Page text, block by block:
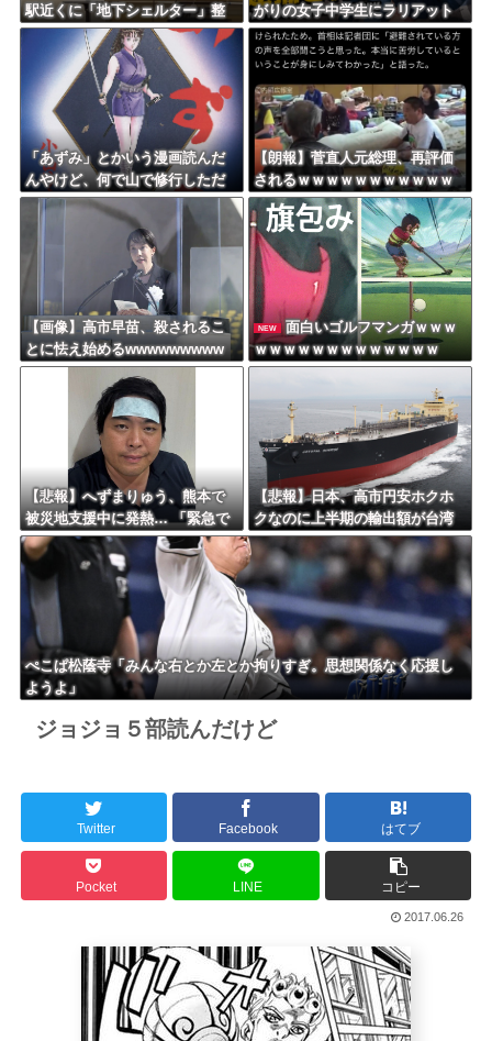
海外「おめでとうタキ！」リヴァプール南野がバースデーゴール！！
Powered by livedoor 相互RSS
駅近くに「地下シェルター」整
備を正式表明ｗｗｗｗｗｗｗｗ
がりの女子中学生にラリアット
して逮捕されるｗｗｗｗｗｗｗ
ｗｗｗｗｗｗ
「あずみ」とかいう漫画読んだ
んやけど、何で山で修行しただ
けの子供達があんなに強いんや
【朗報】菅直人元総理、再評価
されるｗｗｗｗｗｗｗｗｗｗｗ
ｗｗｗｗｗｗｗ
【画像】高市早苗、殺されるこ
とに怯え始めるwwwwwwwww
NEW
面白いゴルフマンガｗｗｗ
ｗｗｗｗｗｗｗｗｗｗｗｗｗ
【悲報】へずまりゅう、熊本で
被災地支援中に発熱… 「緊急で
病院に向かい点滴を打ったら楽
に」 回復を報告
【悲報】日本、高市円安ホクホ
クなのに上半期の輸出額が台湾
と韓国に抜かれる・・・
ぺこぱ松蔭寺「みんな右とか左とか拘りすぎ。思想関係なく応援し
ようよ」
ジョジョ５部読んだけど
Twitter Facebook はてブ
Pocket LINE コピー
2017.06.26